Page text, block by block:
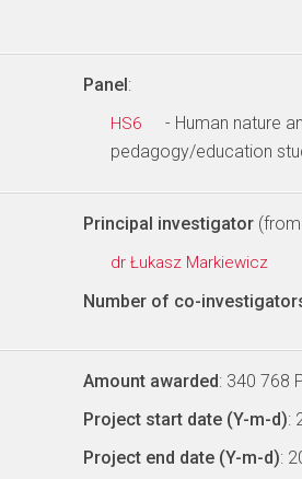
Panel:
HS6
- Human nature
pedagogy/education
Principal investigator
dr Łukasz Markiewicz
Number of co-
Amount awarded: 340 768
Project start date (Y-m-d):
Project end date (Y-m-d):